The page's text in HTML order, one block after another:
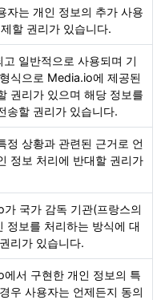
자는 개인 정보의 추가 사용
할 권리가 있습니다.
일반적으로 사용되며 기
식으로 Media.io에 제공된
권리가 있으며 해당 정보를
송할 권리가 있습니다.
정 상황과 관련된 근거로 언
정보 처리에 반대할 권리가
국가 감독 기관(프랑스의
정보를 처리하는 방식에 대
리가 있습니다.
서 구현한 개인 정보의 특
우 사용자는 언제든지 동의